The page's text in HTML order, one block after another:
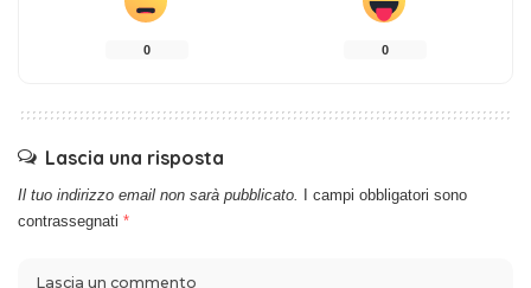
0 0
Lascia una risposta
Il tuo indirizzo email non sarà pubblicato.
I campi obbligatori sono
contrassegnati *